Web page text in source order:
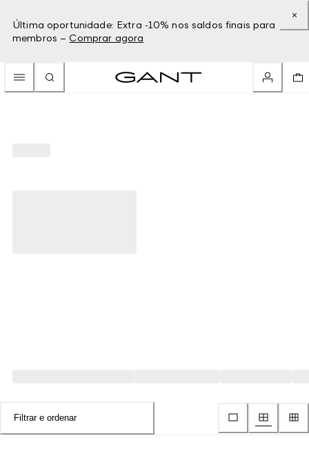
Última oportunidade: Extra -10% nos saldos finais para
membros – Comprar agora
Filtrar e ordenar